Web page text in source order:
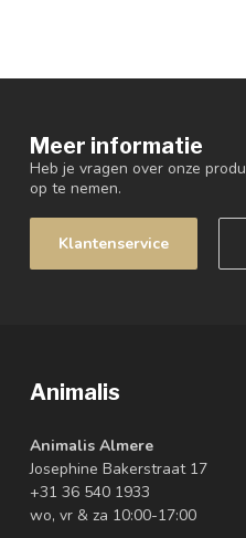
Meer informatie
Heb je vragen over onze
op te nemen.
Klantenservice
Animalis
Animalis Almere
Josephine Bakerstraat 17
+31 36 540 1933
wo, vr & za 10:00-17:00